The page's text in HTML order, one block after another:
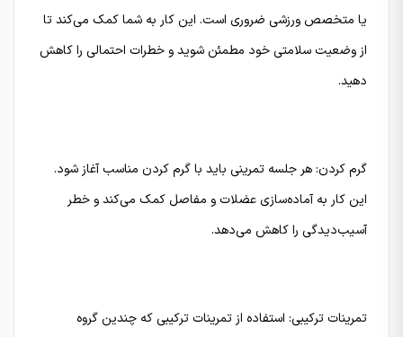
یا متخصص ورزشی ضروری است. این کار به شما کمک می‌کند تا
از وضعیت سلامتی خود مطمئن شوید و خطرات احتمالی را کاهش
دهید.
گرم کردن: هر جلسه تمرینی باید با گرم کردن مناسب آغاز شود.
این کار به آماده‌سازی عضلات و مفاصل کمک می‌کند و خطر
آسیب‌دیدگی را کاهش می‌دهد.
تمرینات ترکیبی: استفاده از تمرینات ترکیبی که چندین گروه